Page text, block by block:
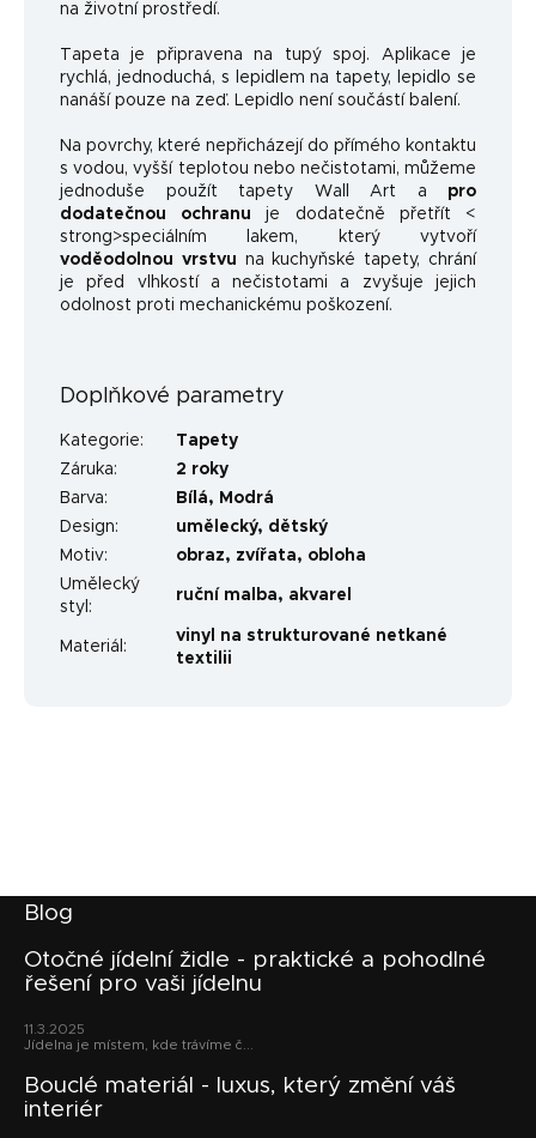
na životní prostředí.
Tapeta je připravena na tupý spoj. Aplikace je
rychlá, jednoduchá, s lepidlem na tapety, lepidlo se
nanáší pouze na zeď. Lepidlo není součástí balení.
Na povrchy, které nepřicházejí do přímého kontaktu
s vodou, vyšší teplotou nebo nečistotami, můžeme
jednoduše použít tapety Wall Art a pro
dodatečnou ochranu je dodatečně přetřít <
strong>speciálním lakem, který vytvoří
voděodolnou vrstvu na kuchyňské tapety, chrání
je před vlhkostí a nečistotami a zvyšuje jejich
odolnost proti mechanickému poškození.
Doplňkové parametry
Kategorie:
Tapety
Záruka:
2 roky
Barva: Bílá, Modrá
Design: umělecký, dětský
Motiv: obraz, zvířata, obloha
Umělecký
styl :
ruční malba, akvarel
Materiál :
vinyl na strukturované netkané
textilii
Blog
Otočné jídelní židle - praktické a pohodlné
řešení pro vaši jídelnu
11.3.2025
Jídelna je místem, kde trávíme č...
Bouclé materiál - luxus, který změní váš
interiér